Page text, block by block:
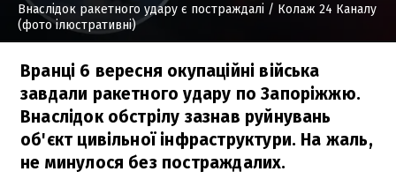
Внаслідок ракетного удару є постраждалі / Колаж 24 Каналу
(фото ілюстративні)
Вранці 6 вересня окупаційні війська
завдали ракетного удару по Запоріжжю.
Внаслідок обстрілу зазнав руйнувань
об'єкт цивільної інфраструктури. На жаль,
не минулося без постраждалих.